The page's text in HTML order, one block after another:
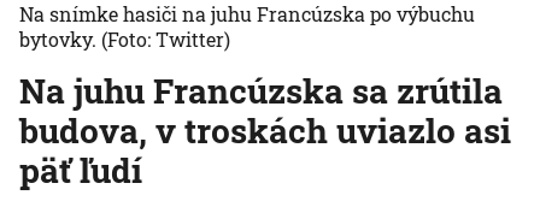
Na juhu Francúzska sa zrútila
budova, v troskách uviazlo asi
päť ľudí
Na snímke hasiči na juhu Francúzska po výbuchu
bytovky. (Foto: Twitter)